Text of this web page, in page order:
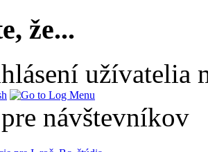
že...
užívatelia
návštevníkov